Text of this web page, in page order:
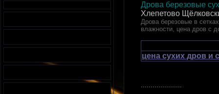
Дрова березовые
Хлепетово
Дрова березовые в
влажности, цена дров с
цена сухих дров и
.....................